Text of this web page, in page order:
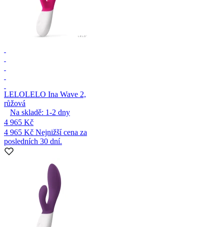
LELOLELO Ina Wave 2,
růžová
Na skladě: 1-2 dny
4 965 Kč
4 965 Kč Nejnižší cena za
posledních 30 dní.